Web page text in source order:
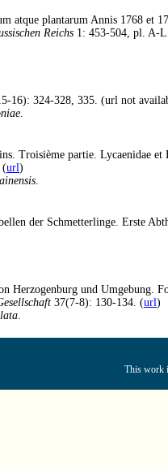
atque plantarum Annis 1768 et
Reichs 1: 453-504, pl. A-
16): 324-328, 335. (url not
.
Troisième partie. Lycaenidae et
(url)
.
der Schmetterlinge. Erste
Herzogenburg und Umgebung.
37(7-8): 130-134. (url)
.
This work